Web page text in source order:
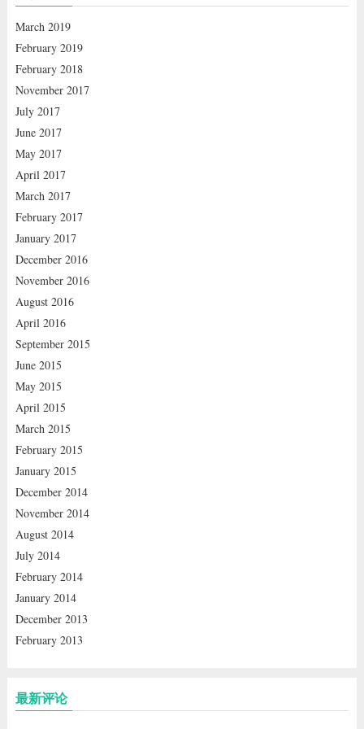
March 2019
February 2019
February 2018
November 2017
July 2017
June 2017
May 2017
April 2017
March 2017
February 2017
January 2017
December 2016
November 2016
August 2016
April 2016
September 2015
June 2015
May 2015
April 2015
March 2015
February 2015
January 2015
December 2014
November 2014
August 2014
July 2014
February 2014
January 2014
December 2013
February 2013
最新评论